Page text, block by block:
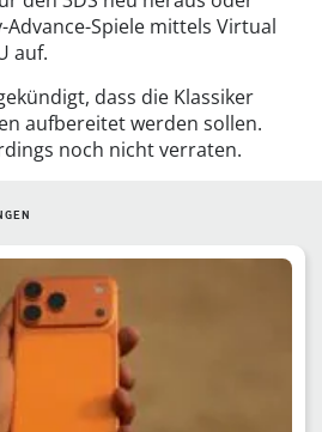
Advance-Spiele mittels Virtual
auf.
dass die Klassiker
aufbereitet werden sollen.
noch nicht verraten.